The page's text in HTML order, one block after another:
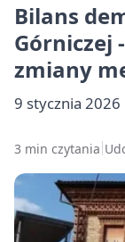
Bilans
Górniczej
zmiany
9 stycznia 2026
3 min czytania